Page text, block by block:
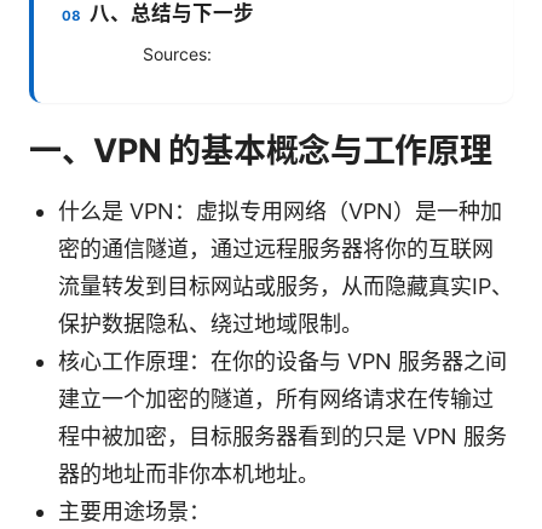
八、总结与下一步
Sources:
一、VPN 的基本概念与工作原理
什么是 VPN：虚拟专用网络（VPN）是一种加
密的通信隧道，通过远程服务器将你的互联网
流量转发到目标网站或服务，从而隐藏真实IP、
保护数据隐私、绕过地域限制。
核心工作原理：在你的设备与 VPN 服务器之间
建立一个加密的隧道，所有网络请求在传输过
程中被加密，目标服务器看到的只是 VPN 服务
器的地址而非你本机地址。
主要用途场景：